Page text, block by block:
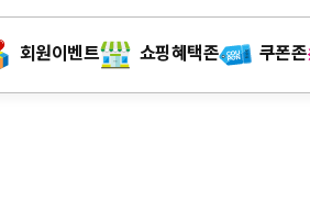
회원이벤트 쇼핑혜택존 쿠폰존